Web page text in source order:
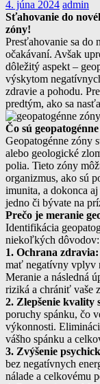
4. júna 2024 admin
Sťahovanie do
zóny!
Presťahovanie sa do
očakávaní. Avšak
dôležitý aspekt –
výskytom
zdravie a pohodu.
predtým, ako sa
Čo sú
Geopatogénne zóny
alebo geologické
polia. Tieto zóny
organizmus, ako sú
imunita, a dokonca
jedno či bývate na
Prečo je meranie
Identifikácia
niekoľkých dôvodov:
1. Ochrana zdravia:
mať negatívny vplyv
Meranie a následná
riziká a chrániť vaše
2. Zlepšenie kvality
poruchy spánku, čo
výkonnosti.
vášho spánku a
3. Zvýšenie
bez negatívnych
nálade a celkovému